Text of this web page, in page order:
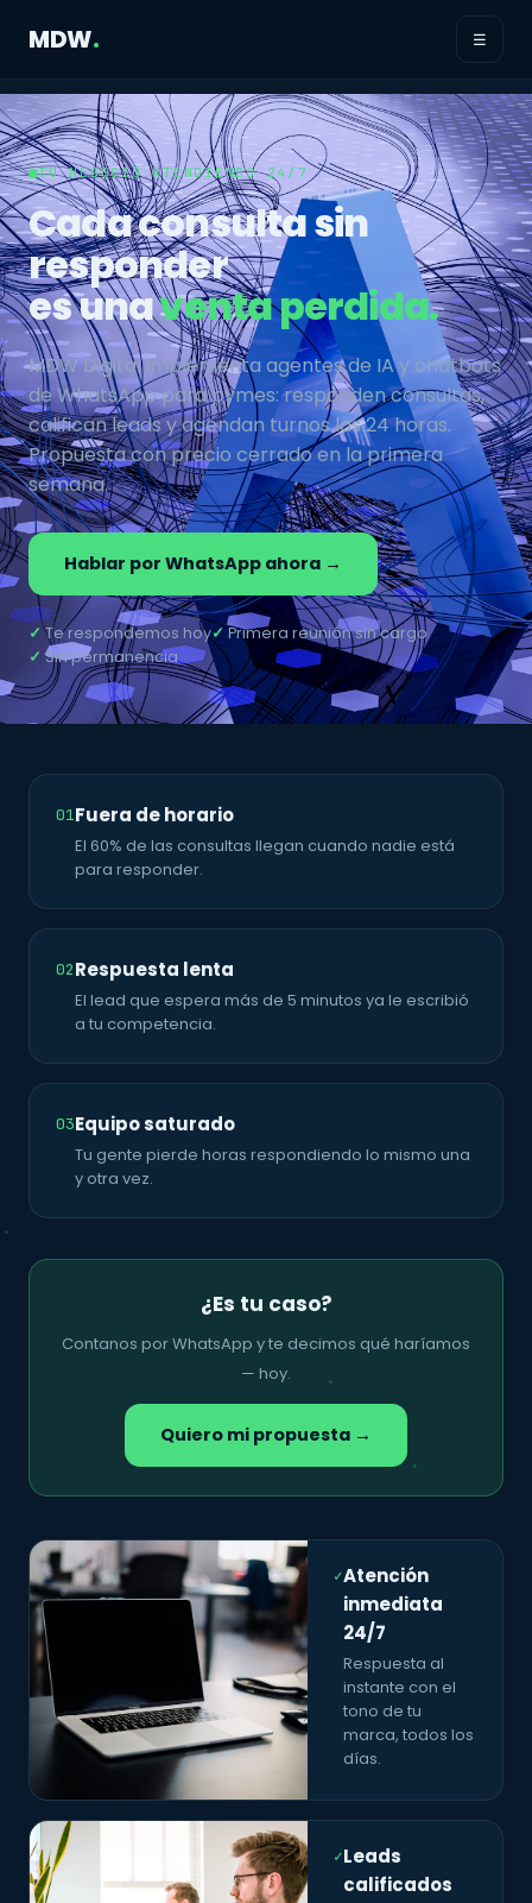
MDW. ☰
TU NEGOCIO ATENDIENDO 24/7
Cada consulta sin
responder
es unaventa perdida.
MDW Digital implementa agentes de IA y chatbots
de WhatsApp para pymes: responden consultas,
califican leads y agendan turnos las 24 horas.
Propuesta con precio cerrado en la primera
semana.
Hablar por WhatsApp ahora →
✓Te respondemos hoy✓Primera reunión sin cargo
✓ Sin permanencia
01Fuera de horario
El 60% de las consultas llegan cuando nadie está
para responder.
02Respuesta lenta
El lead que espera más de 5 minutos ya le escribió
a tu competencia.
03Equipo saturado
Tu gente pierde horas respondiendo lo mismo una
y otra vez.
¿Es tu caso?
Contanos por WhatsApp y te decimos qué haríamos
— hoy.
Quiero mi propuesta →
✓Atención
inmediata
24/7
Respuesta al
instante con el
tono de tu
marca, todos los
días.
✓Leads
calificados